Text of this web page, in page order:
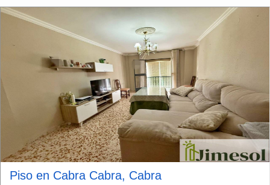
Piso en Cabra Cabra, Cabra